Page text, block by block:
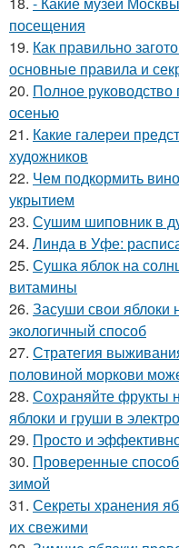
посещения
19. Как правильно
основные правила и
20. Полное руководство
осенью
21. Какие галереи
художников
22. Чем подкормить
укрытием
23. Сушим шиповник в
24. Линда в Уфе:
25. Сушка яблок на
витамины
26. Засуши свои яблоки
экологичный способ
27. Стратегия
половиной моркови
28. Сохраняйте фрукты
яблоки и груши в
29. Просто и
30. Проверенные
зимой
31. Секреты хранения
их свежими